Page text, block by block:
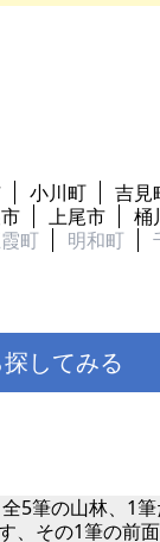
小川町 吉見
上尾市 桶
町 明和町
してみる